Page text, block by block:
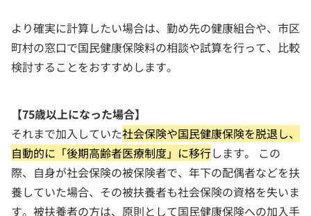
より確実に計算したい場合は、勤め先の健康組合や、市区
町村の窓口で国民健康保険料の相談や試算を行って、比較
検討することをおすすめします。
【75歳以上になった場合】
それまで加入していた社会保険や国民健康保険を脱退し、
自動的に「後期高齢者医療制度」に移行します。 この
際、自身が社会保険の被保険者で、年下の配偶者などを扶
養していた場合、その被扶養者も社会保険の資格を失いま
す。被扶養者の方は、原則として国民健康保険への加入手